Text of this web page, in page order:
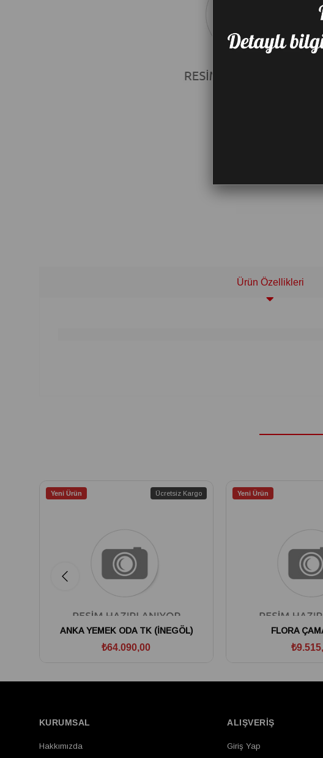
Ürün Özellikleri
Yeni Ürün Ücretsiz Kargo
ANKA YEMEK ODA TK (İNEGÖL)
₺64.090,00
Yeni Ürün
FLORA
KURUMSAL
Hakkımızda
ALIŞVERİŞ
Giriş Yap